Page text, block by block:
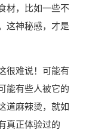
材，比如一些不
这神秘感，才是
很难说！可能有
能有些人被它的
道麻辣烫，就如
真正体验过的